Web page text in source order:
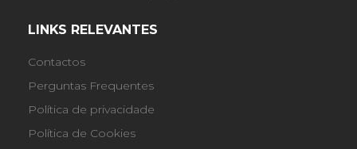
LINKS RELEVANTES
Contactos
Perguntas Frequentes
Política de privacidade
Política de Cookies